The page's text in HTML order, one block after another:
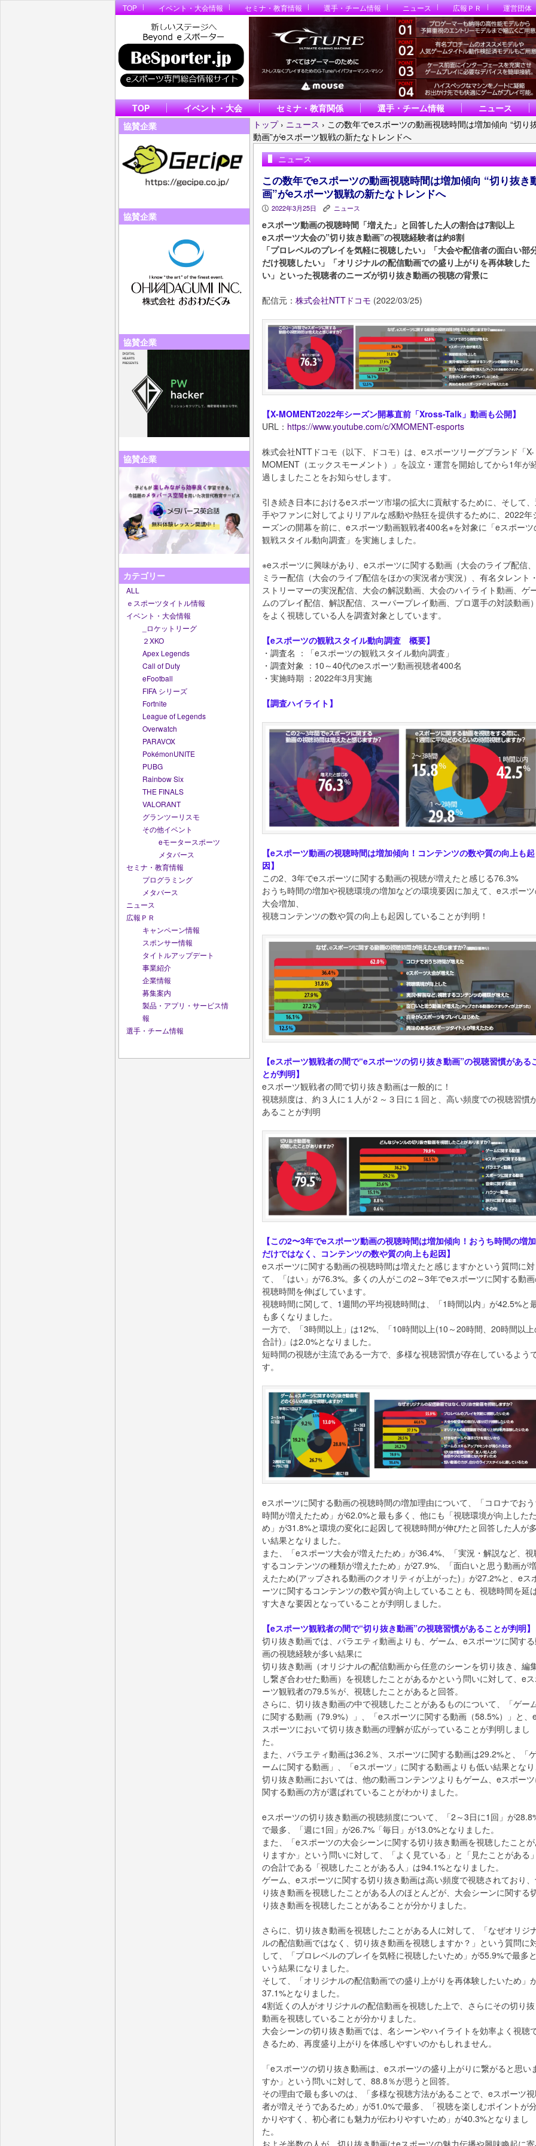
TOP イベント・大会情報 セミナ・教育情報 選手・チーム情報 ニュース 広報ＰＲ 運営団体
TOP イベント・大会 セミナ・教育関係 選手・チーム情報
ニュース
協賛企業
協賛企業
協賛企業
協賛企業
カテゴリー
ALL
ｅスポーツタイトル情報
イベント・大会情報
_ロケットリーグ
２XKO
Apex Legends
Call of Duty
eFootball
FIFA シリーズ
Fortnite
League of Legends
Overwatch
PARAVOX
PokémonUNITE
PUBG
Rainbow Six
THE FINALS
VALORANT
グランツーリスモ
その他イベント
eモータースポーツ
メタバース
セミナ・教育情報
プログラミング
メタバース
ニュース
広報ＰＲ
キャンペーン情報
スポンサー情報
タイトルアップデート
事業紹介
企業情報
募集案内
製品・アプリ・サービス情
報
選手・チーム情報
トップ › ニュース › この数年でeスポーツの動画視聴時間は増加傾向 “切り
動画”がeスポーツ観戦の新たなトレンドへ
ニュース
この数年でeスポーツの動画視聴時間は増加傾向 “切り抜き
画”がeスポーツ観戦の新たなトレンドへ
P 2022年3月25日 K ニュース
eスポーツ動画の視聴時間「増えた」と回答した人の割合は7割以上
eスポーツ大会の”切り抜き動画”の視聴経験者は約8割
「プロレベルのプレイを気軽に視聴したい」「大会や配信者の面白い部
だけ視聴したい」「オリジナルの配信動画での盛り上がりを再体験した
い」といった視聴者のニーズが切り抜き動画の視聴の背景に
配信元： 株式会社NTTドコモ (2022/03/25)
【X-MOMENT2022年シーズン開幕直前「Xross-Talk」動画も公開】
URL： https://www.youtube.com/c/XMOMENT-esports
株式会社NTTドコモ（以下、ドコモ）は、eスポーツリーグブランド「X-
MOMENT（エックスモーメント）」を設立・運営を開始してから1年が
過しましたことをお知らせします。
引き続き日本におけるeスポーツ市場の拡大に貢献するために、そして
手やファンに対してよりリアルな感動や熱狂を提供するために、2022年
ーズンの開幕を前に、eスポーツ動画観戦者400名※を対象に「eスポーツ
観戦スタイル動向調査」を実施しました。
※eスポーツに興味があり、eスポーツに関する動画（大会のライブ配信、
ミラー配信（大会のライブ配信をほかの実況者が実況）、有名タレント
ストリーマーの実況配信、大会の解説動画、大会のハイライト動画、ゲ
ムのプレイ配信、解説配信、スーパープレイ動画、プロ選手の対談動画
をよく視聴している人を調査対象としています。
【eスポーツの観戦スタイル動向調査 概要】
・調査名 ：「eスポーツの観戦スタイル動向調査」
・調査対象 ：10～40代のeスポーツ動画視聴者400名
・実施時期 ：2022年3月実施
【調査ハイライト】
【eスポーツ動画の視聴時間は増加傾向！コンテンツの数や質の向上も起
因】
この2、3年でeスポーツに関する動画の視聴が増えたと感じる76.3%
おうち時間の増加や視聴環境の増加などの環境要因に加えて、eスポー
大会増加、
視聴コンテンツの数や質の向上も起因していることが判明！
【eスポーツ観戦者の間で“eスポーツの切り抜き動画”の視聴習慣がある
とが判明】
eスポーツ観戦者の間で切り抜き動画は一般的に！
視聴頻度は、約３人に１人が２～３日に１回と、高い頻度での視聴習慣
あることが判明
【この2〜3年でeスポーツ動画の視聴時間は増加傾向！おうち時間の増加
だけではなく、コンテンツの数や質の向上も起因】
eスポーツに関する動画の視聴時間は増えたと感じますかという質問に
て、「はい」が76.3%。多くの人がこの2～3年でeスポーツに関する動
視聴時間を伸ばしています。
視聴時間に関して、1週間の平均視聴時間は、「1時間以内」が42.5%と
も多くなりました。
一方で、「3時間以上」は12%、「10時間以上(10～20時間、20時間以
合計)」は2.0%となりました。
短時間の視聴が主流である一方で、多様な視聴習慣が存在しているよう
す。
eスポーツに関する動画の視聴時間の増加理由について、「コロナでお
時間が増えたため」が62.0%と最も多く、他にも「視聴環境が向上した
め」が31.8%と環境の変化に起因して視聴時間が伸びたと回答した人が
い結果となりました。
また、「eスポーツ大会が増えたため」が36.4%、「実況・解説など、視
するコンテンツの種類が増えたため」が27.9%、「面白いと思う動画が
えたため(アップされる動画のクオリティが上がった)」が27.2%と、eス
ーツに関するコンテンツの数や質が向上していることも、視聴時間を延
す大きな要因となっていることが判明しました。
【eスポーツ観戦者の間で“切り抜き動画”の視聴習慣があることが判明】
切り抜き動画では、バラエティ動画よりも、ゲーム、eスポーツに関す
画の視聴経験が多い結果に
切り抜き動画（オリジナルの配信動画から任意のシーンを切り抜き、編
し繋ぎ合わせた動画）を視聴したことがあるかという問いに対して、e
ーツ観戦者の79.5％が、視聴したことがあると回答。
さらに、切り抜き動画の中で視聴したことがあるものについて、「ゲー
に関する動画（79.9%）」、「eスポーツに関する動画（58.5%）」と、
スポーツにおいて切り抜き動画の理解が広がっていることが判明しまし
た。
また、バラエティ動画は36.2％、スポーツに関する動画は29.2%と、「
ームに関する動画」、「eスポーツ」に関する動画よりも低い結果とな
切り抜き動画においては、他の動画コンテンツよりもゲーム、eスポー
関する動画の方が選ばれていることがわかりました。
eスポーツの切り抜き動画の視聴頻度について、「2～3日に1回」が
で最多、「週に1回」が26.7%「毎日」が13.0%となりました。
また、「eスポーツの大会シーンに関する切り抜き動画を視聴したこと
りますか」という問いに対して、「よく見ている」と「見たことがある
の合計である「視聴したことがある人」は94.1%となりました。
ゲーム、eスポーツに関する切り抜き動画は高い頻度で視聴されており
り抜き動画を視聴したことがある人のほとんどが、大会シーンに関する
り抜き動画を視聴したことがあることが分かりました。
さらに、切り抜き動画を視聴したことがある人に対して、「なぜオリジ
ルの配信動画ではなく、切り抜き動画を視聴しますか？」という質問に
して、「プロレベルのプレイを気軽に視聴したいため」が55.9%で最多
いう結果になりました。
そして、「オリジナルの配信動画での盛り上がりを再体験したいため」
37.1%となりました。
4割近くの人がオリジナルの配信動画を視聴した上で、さらにその切り
動画を視聴していることが分かりました。
大会シーンの切り抜き動画では、名シーンやハイライトを効率よく視聴
きるため、再度盛り上がりを体感しやすいのかもしれません。
「eスポーツの切り抜き動画は、eスポーツの盛り上がりに繋がると思い
すか」という問いに対して、88.8％が思うと回答。
その理由で最も多いのは、「多様な視聴方法があることで、eスポーツ
者が増えそうであるため」が51.0%で最多、「視聴を楽しむポイントが
かりやすく、初心者にも魅力が伝わりやすいため」が40.3%となりまし
た。